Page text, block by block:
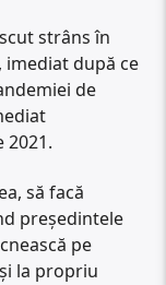
strâns în
imediat după ce
de
să facă
președintele
pe
la propriu